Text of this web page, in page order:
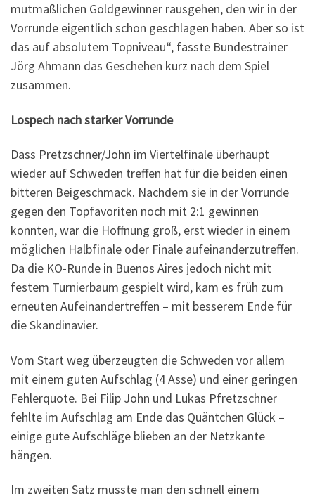
mutmaßlichen Goldgewinner rausgehen, den wir in der
Vorrunde eigentlich schon geschlagen haben. Aber so ist
das auf absolutem Topniveau“, fasste Bundestrainer
Jörg Ahmann das Geschehen kurz nach dem Spiel
zusammen.
Lospech nach starker Vorrunde
Dass Pretzschner/John im Viertelfinale überhaupt
wieder auf Schweden treffen hat für die beiden einen
bitteren Beigeschmack. Nachdem sie in der Vorrunde
gegen den Topfavoriten noch mit 2:1 gewinnen
konnten, war die Hoffnung groß, erst wieder in einem
möglichen Halbfinale oder Finale aufeinanderzutreffen.
Da die KO-Runde in Buenos Aires jedoch nicht mit
festem Turnierbaum gespielt wird, kam es früh zum
erneuten Aufeinandertreffen – mit besserem Ende für
die Skandinavier.
Vom Start weg überzeugten die Schweden vor allem
mit einem guten Aufschlag (4 Asse) und einer geringen
Fehlerquote. Bei Filip John und Lukas Pfretzschner
fehlte im Aufschlag am Ende das Quäntchen Glück –
einige gute Aufschläge blieben an der Netzkante
hängen.
Im zweiten Satz musste man den schnell einem